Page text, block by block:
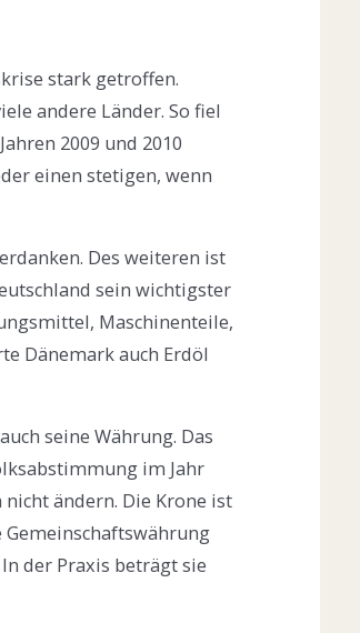
stark getroffen.
andere Länder. So fiel
2009 und 2010
einen stetigen, wenn
Des weiteren ist
sein wichtigster
Maschinenteile,
Dänemark auch Erdöl
seine Währung. Das
im Jahr
ändern. Die Krone ist
der Praxis beträgt sie